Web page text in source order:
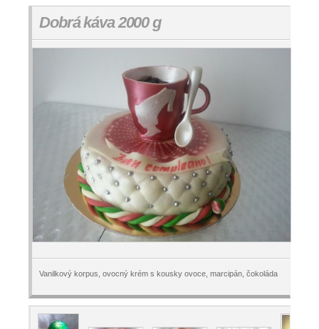
Dobrá káva 2000 g
Vanilkový korpus, ovocný krém s kousky ovoce, marcipán, čokoláda